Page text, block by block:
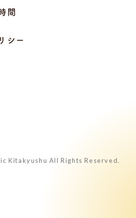
間
シー
Kitakyushu All Rights Reserved.